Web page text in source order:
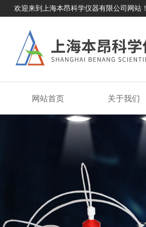
欢迎来到上海本昂科学仪器有限公司网站！
网站首页 关于我们